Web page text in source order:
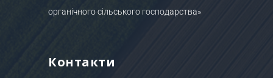
органічного сільського господарства»
Контакти